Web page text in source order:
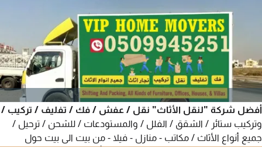
أفضل شركة "لنقل الأثاث" نقل / عفش / فك / تفليف / تركيب /
وتركيب ستائر / الشقق / الفلل / والمستودعات / للشحن / ترحيل /
جميع أنواع الأثاث / مكاتب - منازل - فيلا - من بيت الى بيت حول